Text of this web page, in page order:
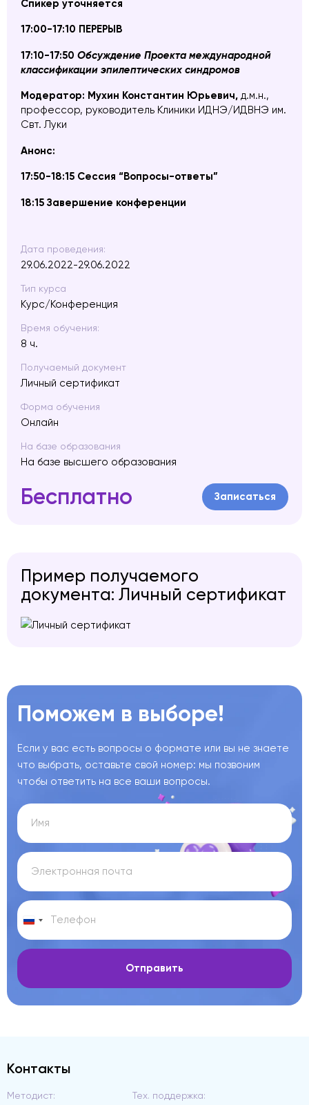
Спикер уточняется
17:00-17:10 ПЕРЕРЫВ
17:10-17:50 Обсуждение Проекта международной
классификации эпилептических синдромов
Модератор: Мухин Константин Юрьевич, д.м.н.,
профессор, руководитель Клиники ИДНЭ/ИДВНЭ им.
Свт. Луки
Анонс:
17:50-18:15 Сессия “Вопросы-ответы”
18:15 Завершение конференции
Дата проведения:
29.06.2022-29.06.2022
Тип курса
Курс/Конференция
Время обучения:
8 ч.
Получаемый документ
Личный сертификат
Форма обучения
Онлайн
На базе образования
На базе высшего образования
Бесплатно Записаться
Пример получаемого
документа: Личный сертификат
Поможем в выборе!
Если у вас есть вопросы о формате или вы не знаете
что выбрать, оставьте свой номер: мы позвоним
чтобы ответить на все ваши вопросы.
Отправить
Контакты
Методист: Тех. поддержка: